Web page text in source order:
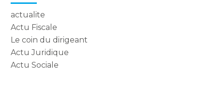
actualite
Actu Fiscale
Le coin du dirigeant
Actu Juridique
Actu Sociale